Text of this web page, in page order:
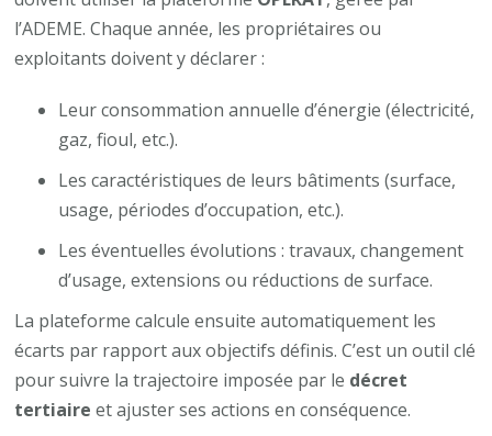
l’ADEME. Chaque année, les propriétaires ou
exploitants doivent y déclarer :
Leur consommation annuelle d’énergie (électricité,
gaz, fioul, etc.).
Les caractéristiques de leurs bâtiments (surface,
usage, périodes d’occupation, etc.).
Les éventuelles évolutions : travaux, changement
d’usage, extensions ou réductions de surface.
La plateforme calcule ensuite automatiquement les
écarts par rapport aux objectifs définis. C’est un outil clé
pour suivre la trajectoire imposée par le décret
tertiaire et ajuster ses actions en conséquence.